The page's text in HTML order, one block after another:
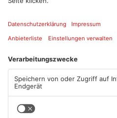
Mehr aus
Primaveraland
TOPNEWS